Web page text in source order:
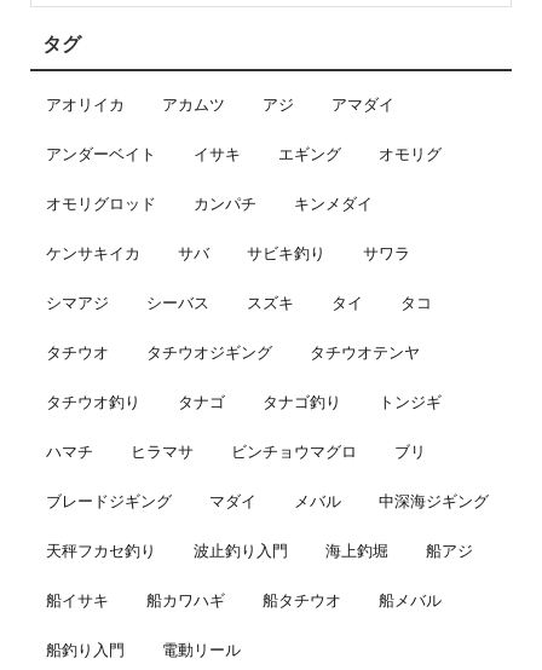
タグ
アオリイカ アカムツ アジ アマダイ
アンダーベイト イサキ エギング オモリグ
オモリグロッド カンパチ キンメダイ
ケンサキイカ サバ サビキ釣り サワラ
シマアジ シーバス スズキ タイ タコ
タチウオ タチウオジギング タチウオテンヤ
タチウオ釣り タナゴ タナゴ釣り トンジギ
ハマチ ヒラマサ ビンチョウマグロ ブリ
ブレードジギング マダイ メバル 中深海ジギング
天秤フカセ釣り 波止釣り入門 海上釣堀 船アジ
船イサキ 船カワハギ 船タチウオ 船メバル
船釣り入門 電動リール